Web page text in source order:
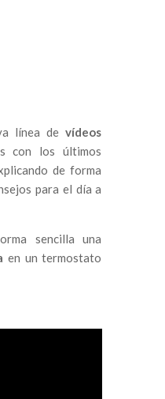
línea devídeos
con los últimos
de forma
para el día a
sencilla una
en un termostato